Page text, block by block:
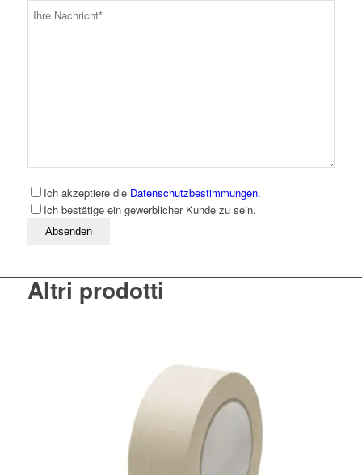
Ich akzeptiere die Datenschutzbestimmungen.
Ich bestätige ein gewerblicher Kunde zu sein.
Bitte lassen Sie dieses Feld leer
Altri prodotti